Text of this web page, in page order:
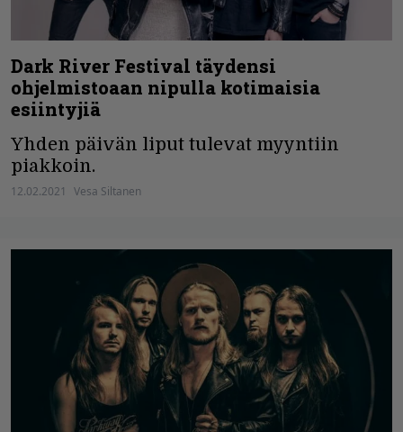
Dark River Festival täydensi
ohjelmistoaan nipulla kotimaisia
esiintyjiä
Yhden päivän liput tulevat myyntiin
piakkoin.
12.02.2021 Vesa Siltanen